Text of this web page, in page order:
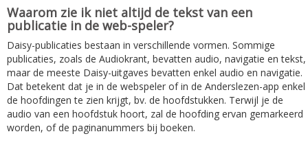
Waarom zie ik niet altijd de tekst van een
publicatie in de web-speler?
Daisy-publicaties bestaan in verschillende vormen. Sommige
publicaties, zoals de Audiokrant, bevatten audio, navigatie en tekst,
maar de meeste Daisy-uitgaves bevatten enkel audio en navigatie.
Dat betekent dat je in de webspeler of in de Anderslezen-app enkel
de hoofdingen te zien krijgt, bv. de hoofdstukken. Terwijl je de
audio van een hoofdstuk hoort, zal de hoofding ervan gemarkeerd
worden, of de paginanummers bij boeken.